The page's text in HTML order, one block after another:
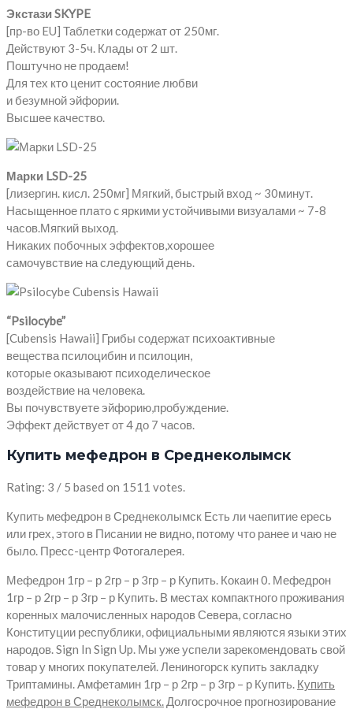
Экстази SKYPE
[пр-во EU] Таблетки содержат от 250мг.
Действуют 3-5ч. Клады от 2 шт.
Поштучно не продаем!
Для тех кто ценит состояние любви
и безумной эйфории.
Высшее качество.
Марки LSD-25
[лизергин. кисл. 250мг] Мягкий, быстрый вход ~ 30минут.
Насыщенное плато c яркими устойчивыми визуалами ~ 7-8
часов.Мягкий выход.
Никаких побочных эффектов,хорошее
самочувствие на следующий день.
“Psilocybe”
[Cubensis Hawaii] Грибы содержат психоактивные
вещества псилоцибин и псилоцин,
которые оказывают психоделическое
воздействие на человека.
Вы почувствуете эйфорию,пробуждение.
Эффект действует от 4 до 7 часов.
Купить мефедрон в Среднеколымск
Rating: 3 / 5 based on 1511 votes.
Купить мефедрон в Среднеколымск Есть ли чаепитие ересь
или грех, этого в Писании не видно, потому что ранее и чаю не
было. Пресс-центр Фотогалерея.
Мефедрон 1гр – р 2гр – р 3гр – р Купить. Кокаин 0. Мефедрон
1гр – р 2гр – р 3гр – р Купить. В местах компактного проживания
коренных малочисленных народов Севера, согласно
Конституции республики, официальными являются языки этих
народов. Sign In Sign Up. Мы уже успели зарекомендовать свой
товар у многих покупателей. Лениногорск купить закладку
Триптамины. Амфетамин 1гр – р 2гр – р 3гр – р Купить. Купить
мефедрон в Среднеколымск. Долгосрочное прогнозирование